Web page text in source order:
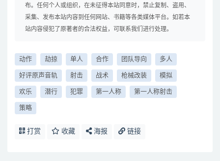
布。任何个人或组织，在未征得本站同意时，禁止复制、盗用、
采集、发布本站内容到任何网站、书籍等各类媒体平台。如若本
站内容侵犯了原著者的合法权益，可联系我们进行处理。
动作 劫掠 单人 合作 团队导向 多人
好评原声音轨 射击 战术 枪械改装 模拟
欢乐 潜行 犯罪 第一人称 第一人称射击
策略
打赏 收藏 海报 链接